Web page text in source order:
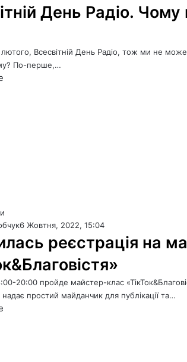
День Радіо.
лютого, Всесвітній День Радіо, тож ми не
По-перше,…
6 Жовтня, 2022, 15:04
реєстрація на
20:00 пройде майстер-клас
простий майданчик для публікації та…